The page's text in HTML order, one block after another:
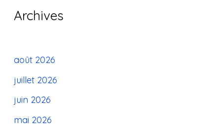
Archives
août 2026
juillet 2026
juin 2026
mai 2026